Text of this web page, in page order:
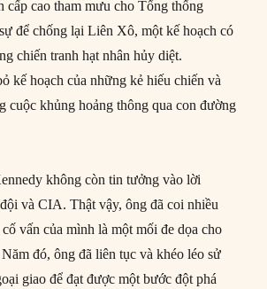
cấp cao tham mưu cho Tổng thống
để chống lại Liên Xô, một kế hoạch có
chiến tranh hạt nhân hủy diệt.
kế hoạch của những kẻ hiếu chiến và
cuộc khủng hoảng thông qua con đường
không còn tin tưởng vào lời
và CIA. Thật vậy, ông đã coi nhiều
vấn của mình là một mối đe dọa cho
đó, ông đã liên tục và khéo léo sử
giao để đạt được một bước đột phá